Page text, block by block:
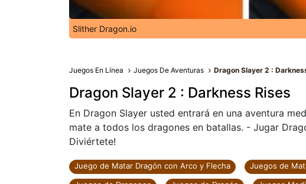
Slither Dragon.io
Juegos En Línea Juegos De Aventuras Dragon Slayer 2 :
Dragon Slayer 2 : Darkness Rises
En Dragon Slayer usted entrará en una aventura
mate a todos los dragones en batallas. - Jugar
Diviértete!
Juego de Matar Dragón con Arco y Flecha Juegos de